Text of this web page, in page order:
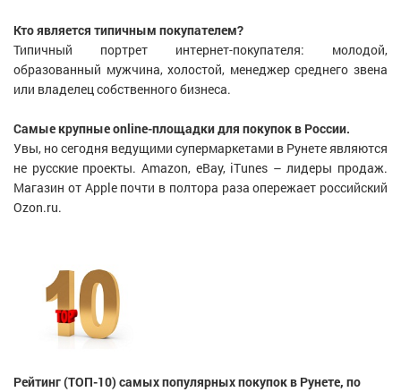
Кто является типичным покупателем?
Типичный портрет интернет-покупателя: молодой,
образованный мужчина, холостой, менеджер среднего звена
или владелец собственного бизнеса.
Самые крупные online-площадки для покупок в России.
Увы, но сегодня ведущими супермаркетами в Рунете являются
не русские проекты. Amazon, eBay, iTunes – лидеры продаж.
Магазин от Apple почти в полтора раза опережает российский
Ozon.ru.
Рейтинг (ТОП-10) самых популярных покупок в Рунете, по